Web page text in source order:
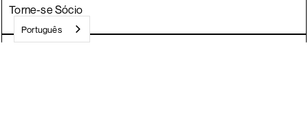
Torne-se Sócio
Português